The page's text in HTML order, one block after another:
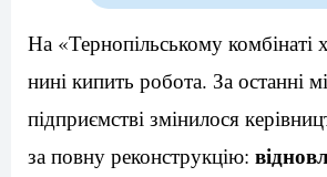
На «Тернопільському комбінаті
нині кипить робота. За останні
підприємстві змінилося
за повну реконструкцію: